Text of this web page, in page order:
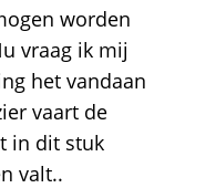
worden
vraag ik mij
het vandaan
vaart de
in dit stuk
valt..